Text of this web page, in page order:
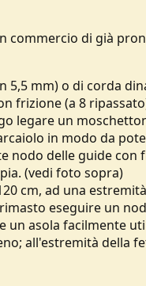
commercio di già
mm) o di corda
frizione (a 8
legare un
in modo da
nodo delle guide con
(vedi foto sopra)
cm, ad una
eseguire un
un asola facilmente
all'estremità della